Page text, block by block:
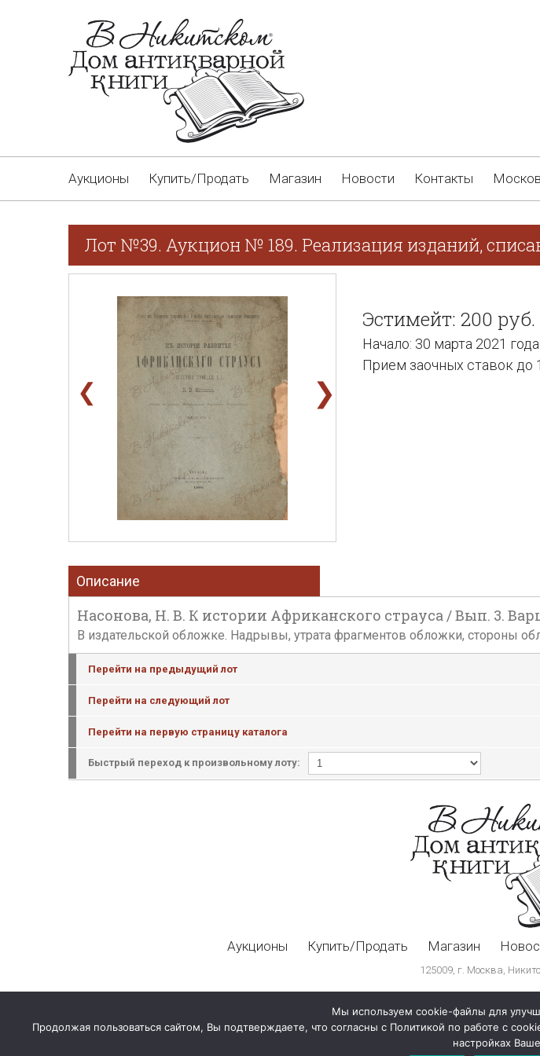
Аукционы Купить/Продать Магазин Новости Контакты
Лот №39. Аукцион № 189. Реализация изданий,
❮ ❯
Эстимейт: 200 руб.
Начало: 30 марта 2021
Прием заочных ставок до
Описание
Насонова, Н. В. К истории Африканского страуса / Вып. 3.
В издательской обложке. Надрывы, утрата фрагментов обложки, стороны
Перейти на предыдущий лот
Перейти на следующий лот
Перейти на первую страницу каталога
Быстрый переход к произвольному лоту:
Аукционы Купить/Продать Магазин
125009, г. Москва,
Мы используем cookie-файлы для
Продолжая пользоваться сайтом, Вы подтверждаете, что согласны с Политикой по работе с
настройках